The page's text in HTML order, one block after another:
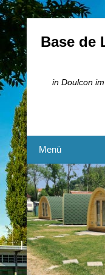
Base de
in Doulcon
Menü